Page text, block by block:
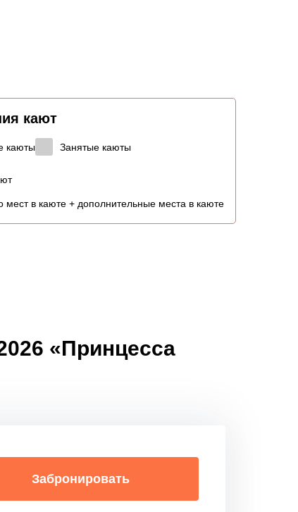
кают
каюты Занятые каюты
мест в каюте + дополнительные места в каюте
«Принцесса
Забронировать